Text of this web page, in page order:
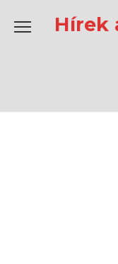
содержаниюHírek